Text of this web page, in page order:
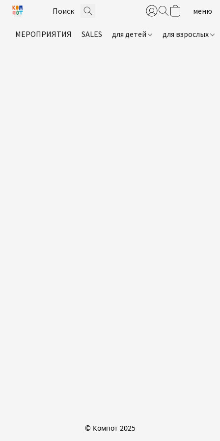
МЕРОПРИЯТИЯ SALES для детей для взрослых
© Компот 2025